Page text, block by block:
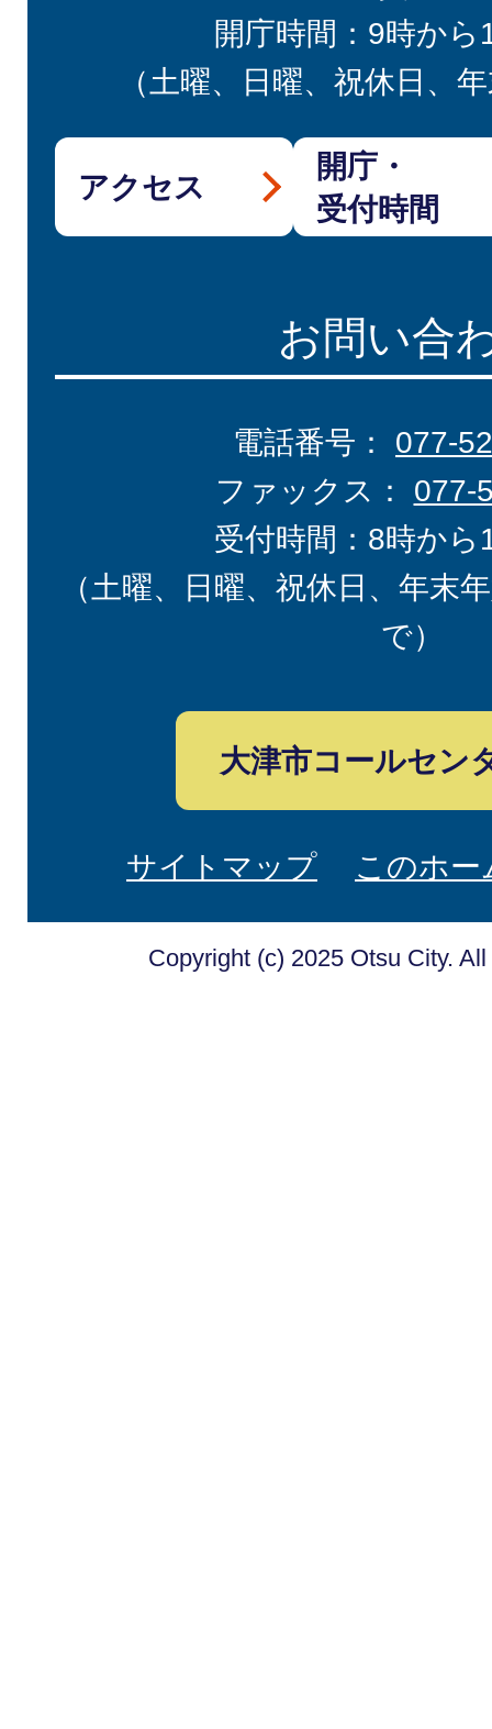
開庁時間：9時から
（土曜、日曜、祝休日、
アクセス
開庁・
受付時間
お問い合
電話番号： 077-
ファックス： 077-
受付時間：8時から
（土曜、日曜、祝休日、年末
で）
大津市コールセン
サイトマップ このホ
Copyright (c) 2025 Otsu City.